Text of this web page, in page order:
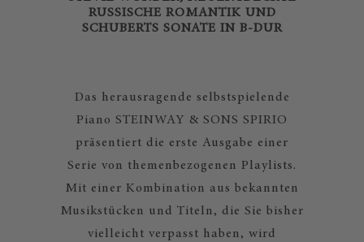
RUSSISCHE ROMANTIK UND
SCHUBERTS SONATE IN B-DUR
Das herausragende selbstspielende
Piano STEINWAY & SONS SPIRIO
präsentiert die erste Ausgabe einer
Serie von themenbezogenen Playlists.
Mit einer Kombination aus bekannten
Musikstücken und Titeln, die Sie bisher
vielleicht verpasst haben, wird